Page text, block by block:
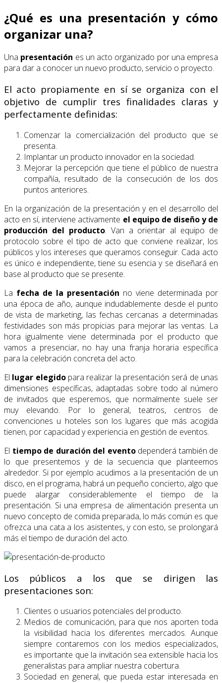
¿Qué es una presentación y cómo
organizar una?
Una presentación es un acto organizado por una empresa
para dar a conocer un nuevo producto, servicio o proyecto.
El acto propiamente en sí se organiza con el
objetivo de cumplir tres finalidades claras y
perfectamente definidas:
Comenzar la comercialización del producto que se
presenta.
Implantar un producto innovador en la sociedad.
Mejorar la percepción que tiene el público de nuestra
compañía, resultado de la consecución de los dos
puntos anteriores.
En la organización de la presentación y en el desarrollo del
acto en sí, interviene activamente el equipo de diseño y de
producción del producto. Van a orientar al equipo de
protocolo sobre el tipo de acto que conviene realizar, los
públicos y los intereses que queramos conseguir. Cada acto
es único e independiente, tiene su esencia y se diseñará en
base al producto que se presente.
La fecha de la presentación no viene determinada por
una época de año, aunque indudablemente desde el punto
de vista de marketing, las fechas cercanas a determinadas
festividades son más propicias para mejorar las ventas. La
hora igualmente viene determinada por el producto que
vamos a presenciar, no hay una franja horaria específica
para la celebración concreta del acto.
El lugar elegidopara realizar la presentación será de unas
dimensiones específicas, adaptadas sobre todo al número
de invitados que esperemos, que normalmente suele ser
muy elevando. Por lo general, teatros, centros de
convenciones u hoteles son los lugares que más acogida
tienen, por capacidad y experiencia en gestión de eventos.
El tiempo de duración del eventodependerá también de
lo que presentemos y de la secuencia que planteemos
alrededor. Si por ejemplo acudimos a la presentación de un
disco, en el programa, habrá un pequeño concierto, algo que
puede alargar considerablemente el tiempo de la
presentación. Si una empresa de alimentación presenta un
nuevo concepto de comida preparada, lo más común es que
ofrezca una cata a los asistentes, y con esto, se prolongará
más el tiempo de duración del acto.
Los públicos a los que se dirigen las
presentaciones son:
Clientes o usuarios potenciales del producto.
Medios de comunicación, para que nos aporten toda
la visibilidad hacia los diferentes mercados. Aunque
siempre contaremos con los medios especializados,
es importante que la invitación sea extensible hacia los
generalistas para ampliar nuestra cobertura.
Sociedad en general, que pueda estar interesada en